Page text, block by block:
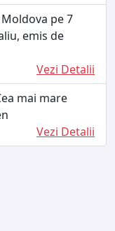
pe 7
emis de
Vezi Detalii
mai mare
Vezi Detalii